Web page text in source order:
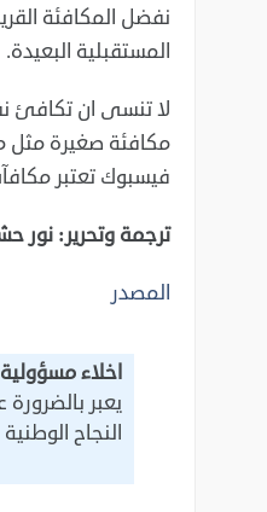
نفضل المكافئة
المستقبلية البعيدة‎.
لا تنسى ان تكافئ
مكافئة صغيرة مثل
فيسبوك تعتبر
ترجمة وتحرير: نور
المصدر
اخلاء
يعبر
النجاح الوطنية